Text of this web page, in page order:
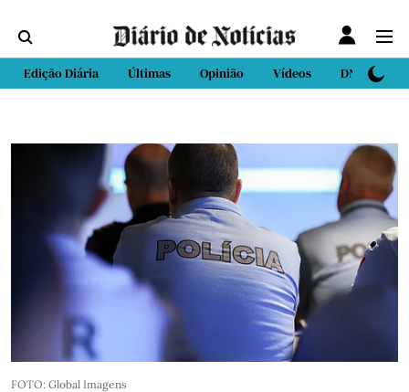
Edição Diária Últimas Opinião Vídeos DN Sport
FOTO: Global Imagens